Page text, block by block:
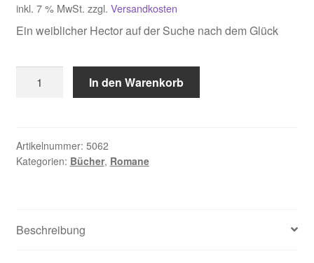
inkl. 7 % MwSt. zzgl. Versandkosten
Ein weiblicher Hector auf der Suche nach dem Glück
In den Warenkorb
Artikelnummer: 5062
Kategorien: Bücher, Romane
Beschreibung